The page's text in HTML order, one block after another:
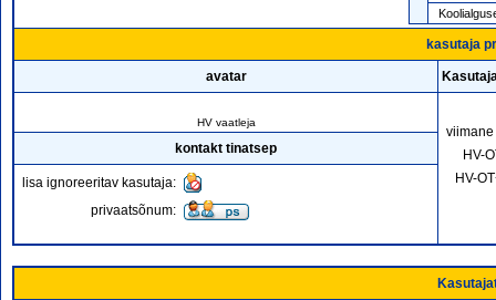
kasutaja
avatar
HV vaatleja
HV-
HV-
kontakt tinatsep
lisa ignoreeritav kasutaja:
privaatsõnum: